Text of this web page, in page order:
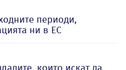
периоди,
ни в ЕС